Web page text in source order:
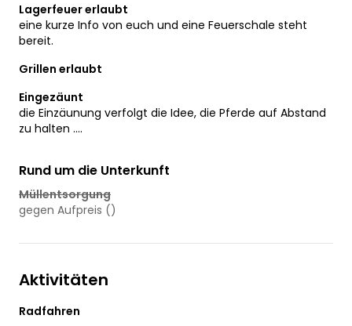
Lagerfeuer erlaubt
eine kurze Info von euch und eine Feuerschale steht
bereit.
Grillen erlaubt
Eingezäunt
die Einzäunung verfolgt die Idee, die Pferde auf Abstand
zu halten ....
Rund um die Unterkunft
Müllentsorgung
gegen Aufpreis ()
Aktivitäten
Radfahren